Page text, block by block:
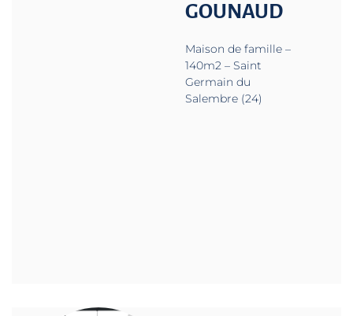
GOUNAUD
Maison de famille –
140m2 – Saint
Germain du
Salembre (24)